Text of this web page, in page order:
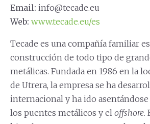
Email: info@tecade.eu
Web: www.tecade.eu/es
Tecade es una compañía familiar
construcción de todo tipo de
metálicas. Fundada en 1986 en la
de Utrera, la empresa se ha
internacional y ha ido
los puentes metálicos y el offshore.